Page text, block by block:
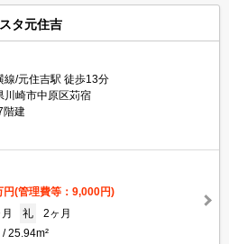
タ元住吉
線/元住吉駅 徒歩13分
川崎市中原区苅宿
階建
円(管理費等：9,000円)
礼
2ヶ月
25.94m²